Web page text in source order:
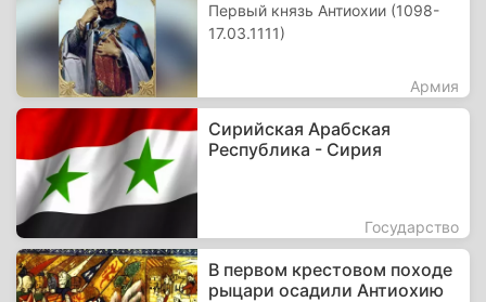
Первый князь Антиохии (1098-
17.03.1111)
Армия
Сирийская Арабская
Республика - Сирия
Государство
В первом крестовом походе
рыцари осадили Антиохию